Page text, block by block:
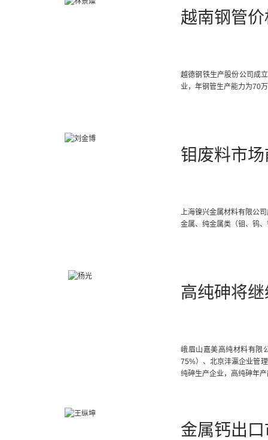
越南钢管
越德钢铁生产股份公司成
业，年钢管生产能力为70
钼废料市
上海镍兴金属材料有限公
金属、纯金属类（钼、钨
高纯砷将
峨眉山嘉美高纯材料有限
75%）、北京沣瀛企业管
纯砷生产企业，高纯砷年
金属钙出